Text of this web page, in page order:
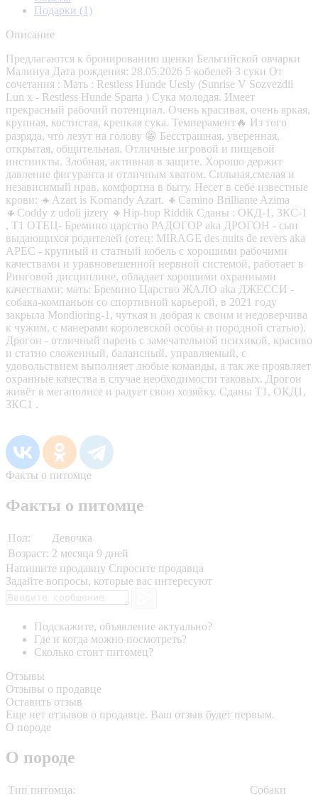
Подарки (1)
Описание
Предлагаются к бронированию щенки Бельгийской овчарки
Малинуа Дата рождения: 28.05.2026 5 кобелей 3 суки От
сочетания : Мать : Restless Hunde Uesly (Sunrise V Sozvezdii
Lun x - Restless Hunde Sparta ) Сука молодая. Имеет
прекрасный рабочий потенциал. Очень красивая, очень яркая,
крупная, костистая, крепкая сука. Темперамент🔥 Из того
разряда, что лезут на голову 😁 Бесстрашная, уверенная,
открытая, общительная. Отличные игровой и пищевой
инстинкты. Злобная, активная в защите. Хорошо держит
давление фигуранта и отличным хватом. Сильная,смелая и
независимый нрав, комфортна в быту. Несет в себе известные
крови: 🔸Azart is Komandy Azart. 🔸Camino Brilliante Azima
🔸Coddy z udoli jizery 🔸Hip-hop Riddik Сданы : ОКД-1, ЗКС-1
, Т1 ОТЕЦ- Бремино царство РАДОГОР аkа ДРОГОН - сын
выдающихся родителей (отец: МIRАGЕ dеs nuits dе rеvеrs аkа
АРЕС - крупный и статный кобель с хорошими рабочими
качествами и уравновешенной нервной системой, работает в
Ринговой дисциплине, обладает хорошими охранными
качествами; мать: Бремино Царство ЖАЛО аkа ДЖЕССИ -
собака-компаньон со спортивной карьерой, в 2021 году
закрыла Моndiоring-1, чуткая и добрая к своим и недоверчива
к чужим, с манерами королевской особы и породной статью).
Дрогон - отличный парень с замечательной психикой, красиво
и статно сложенный, балансный, управляемый, с
удовольствием выполняет любые команды, а так же проявляет
охранные качества в случае необходимости таковых. Дрогон
живёт в мегаполисе и радует свою хозяйку. Сданы Т1, ОКД1,
ЗКС1 .
Факты о питомце
Факты о питомце
Пол:
Девочка
Возраст: 2 месяца 9 дней
Напишите продавцу Спросите продавца
Задайте вопросы, которые вас интересуют
Подскажите, объявление актуально?
Где и когда можно посмотреть?
Сколько стоит питомец?
Отзывы
Отзывы о продавце
Оставить отзыв
Еще нет отзывов о продавце. Ваш отзыв будет первым.
О породе
О породе
Тип питомца:
Собаки